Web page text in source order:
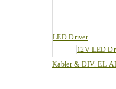
LED Driver
12V LED
Kabler & DIV. EL-